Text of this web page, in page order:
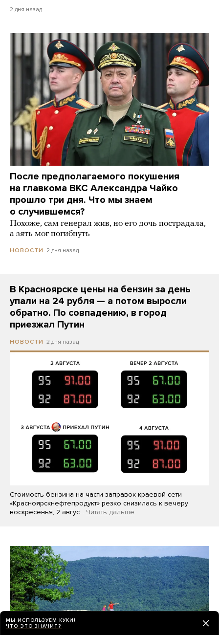
2 дня назад
После предполагаемого покушения
на главкома ВКС Александра Чайко
прошло три дня. Что мы знаем
о случившемся?
Похоже, сам генерал жив, но его дочь пострадала,
а зять мог погибнуть
НОВОСТИ 2 дня назад
В Красноярске цены на бензин за день
упали на 24 рубля — а потом выросли
обратно. По совпадению, в город
приезжал Путин
НОВОСТИ 2 дня назад
Стоимость бензина на части заправок краевой сети
«Красноярскнефтепродукт» резко снизилась к вечеру
воскресенья, 2 авгус… Читать дальше
МЫ ИСПОЛЬЗУЕМ КУКИ!
ЧТО ЭТО ЗНАЧИТ?